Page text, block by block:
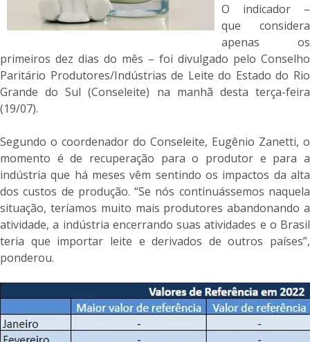
O indicador –
que considera
apenas os
primeiros dez dias do mês – foi divulgado pelo Conselho
Paritário Produtores/Indústrias de Leite do Estado do Rio
Grande do Sul (Conseleite) na manhã desta terça-feira
(19/07).
Segundo o coordenador do Conseleite, Eugênio Zanetti, o
momento é de recuperação para o produtor e para a
indústria que há meses vêm sentindo os impactos da alta
dos custos de produção. “Se nós continuássemos naquela
situação, teríamos muito mais produtores abandonando a
atividade, a indústria encerrando suas atividades e o Brasil
teria que importar leite e derivados de outros países”,
ponderou.